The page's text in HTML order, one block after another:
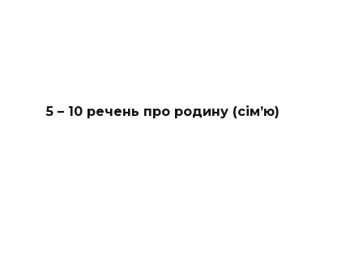
5 – 10 речень про родину (сімʼю)